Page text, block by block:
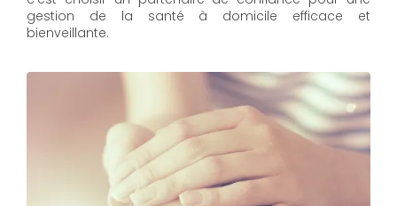
gestion de la santé à domicile efficace et
bienveillante.